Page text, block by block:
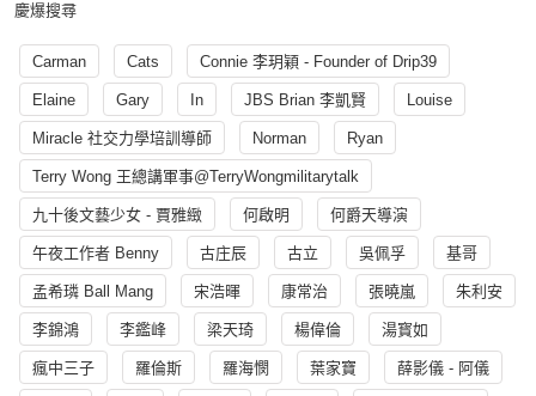
慶爆搜尋
Carman Cats Connie 李玥穎 - Founder of Drip39
Elaine Gary In JBS Brian 李凱賢 Louise
Miracle 社交力學培訓導師 Norman Ryan
Terry Wong 王總講軍事@TerryWongmilitarytalk
九十後文藝少女 - 賈雅緻 何啟明 何爵天導演
午夜工作者 Benny 古庄辰 古立 吳佩孚 基哥
孟希璘 Ball Mang 宋浩暉 康常治 張曉嵐 朱利安
李錦鴻 李鑑峰 梁天琦 楊偉倫 湯寳如
瘋中三子 羅倫斯 羅海憫 葉家寶 薛影儀 - 阿儀